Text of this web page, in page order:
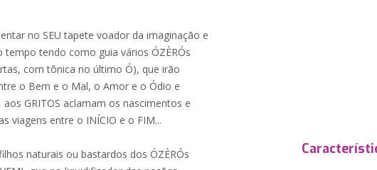
no SEU tapete voador da imaginação e
tempo tendo como guia vários ÓZÈRÓs
com tônica no último Ó), que irão
o Bem e o Mal, o Amor e o Ódio e
GRITOS aclamam os nascimentos e
viagens entre o INÍCIO e o FIM...
naturais ou bastardos dos ÓZÈRÓs